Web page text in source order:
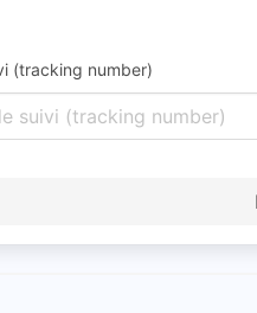
(tracking number)